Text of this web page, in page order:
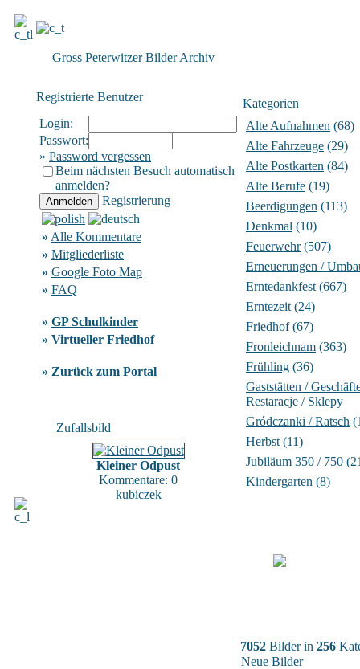
Gross Peterwitzer Bilder Archiv
Registrierte Benutzer
Login:
Passwort:
» Password vergessen
Beim nächsten Besuch automatisch
anmelden?
Registrierung
» Alle Kommentare
» Mitgliederliste
» Google Foto Map
» FAQ
» GP Schulkinder
» Virtueller Friedhof
» Zurück zum Portal
Zufallsbild
Kleiner Odpust
Kommentare: 0
kubiczek
Kategorien
Alte Aufnahmen (68)
Alte Fahrzeuge (29)
Alte Postkarten (84)
Alte Berufe (19)
Beerdigungen (113)
Denkmal (10)
Feuerwehr(507)
Erneuerungen /
Erntedankfest (667)
Erntezeit (24)
Friedhof(67)
Fronleichnam (363)
Frühling (36)
Gaststätten /
Restaracje / Sklepy
Gródczanki / Ratsch
Herbst (11)
Jubiläum 350 / 750
Kindergarten (8)
7052 Bilder in 256
Neue Bilder